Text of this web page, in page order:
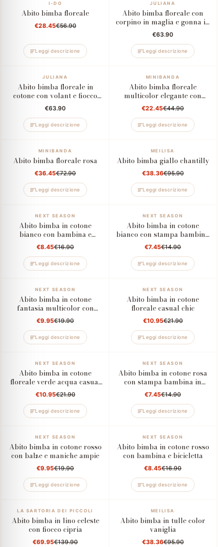
I-DO
Abito bimba floreale
€28.45€56.90
Leggi descrizione
JULIANA
Abito bimba floreale con
corpino in maglia e gonna in
cotone
€63.90
Leggi descrizione
JULIANA
Abito bimba floreale in
cotone con volant e fiocco
amaranto
€63.90
Leggi descrizione
MINIBANDA
Abito bimba floreale
multicolor elegante con
ruches
€22.45€44.90
Leggi descrizione
MINIBANDA
Abito bimba floreale rosa
€36.45€72.90
Leggi descrizione
MEILISA
Abito bimba giallo chantilly
€38.36€95.90
Leggi descrizione
NEXT SEASON
Abito bimba in cotone
bianco con bambina e
bicicletta
€8.45€16.90
Leggi descrizione
NEXT SEASON
Abito bimba in cotone
bianco con stampa bambina
in bicicletta
€7.45€14.90
Leggi descrizione
NEXT SEASON
Abito bimba in cotone
fantasia multicolor con
balze e cintura
€9.95€19.90
Leggi descrizione
NEXT SEASON
Abito bimba in cotone
floreale casual chic
€10.95€21.90
Leggi descrizione
NEXT SEASON
Abito bimba in cotone
floreale verde acqua casual
chic
€10.95€21.90
Leggi descrizione
NEXT SEASON
Abito bimba in cotone rosa
con stampa bambina in
bicicletta
€7.45€14.90
Leggi descrizione
NEXT SEASON
Abito bimba in cotone rosso
con balze e maniche ampie
€9.95€19.90
Leggi descrizione
NEXT SEASON
Abito bimba in cotone rosso
con bambina e bicicletta
€8.45€16.90
Leggi descrizione
–50%
LA SARTORIA DEI PICCOLI
Abito bimba in lino celeste
con fiocco cipria
€69.95€139.90
MEILISA
Abito bimba in tulle color
vaniglia
€38.36€95.90